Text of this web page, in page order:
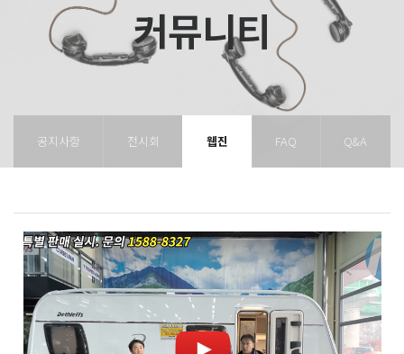
커뮤니티
공지사항 전시회 웹진 FAQ Q&A